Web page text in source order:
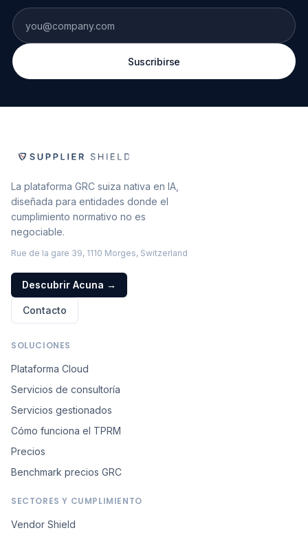
Fax number (leave blank)
Suscribirse
La plataforma GRC suiza nativa en IA,
diseñada para entidades donde el
cumplimiento normativo no es
negociable.
Rue de la gare 39, 1110 Morges, Switzerland
Descubrir Acuna →
Contacto
SOLUCIONES
Plataforma Cloud
Servicios de consultoría
Servicios gestionados
Cómo funciona el TPRM
Precios
Benchmark precios GRC
SECTORES Y CUMPLIMIENTO
Vendor Shield